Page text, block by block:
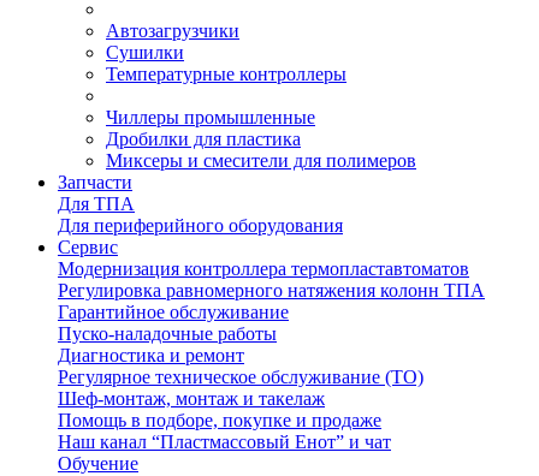
Автозагрузчики
Сушилки
Температурные контроллеры
Чиллеры промышленные
Дробилки для пластика
Миксеры и смесители для полимеров
Запчасти
Для ТПА
Для периферийного оборудования
Сервис
Модернизация контроллера термопластавтоматов
Регулировка равномерного натяжения колонн ТПА
Гарантийное обслуживание
Пуско-наладочные работы
Диагностика и ремонт
Регулярное техническое обслуживание (ТО)
Шеф-монтаж, монтаж и такелаж
Помощь в подборе, покупке и продаже
Наш канал “Пластмассовый Енот” и чат
Обучение